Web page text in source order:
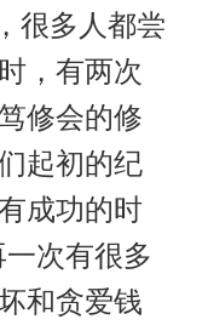
很多人都尝
，有两次
修会的修
起初的纪
成功的时
次有很多
和贪爱钱